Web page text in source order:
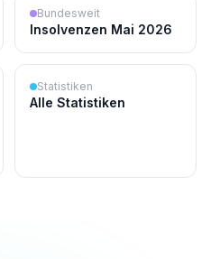
Bundesweit
Insolvenzen Mai 2026
Statistiken
Alle Statistiken